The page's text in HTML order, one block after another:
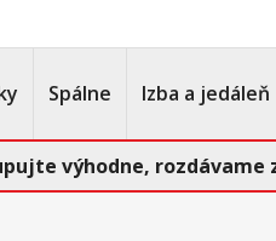
Spálne Izba a jedáleň
výhodne, rozdávame